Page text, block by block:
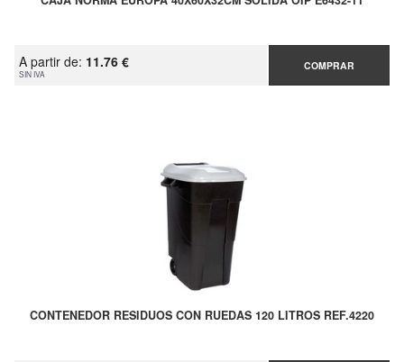
A partir de: 11.76 €
SIN IVA
COMPRAR
CONTENEDOR RESIDUOS CON RUEDAS 120 LITROS REF.4220